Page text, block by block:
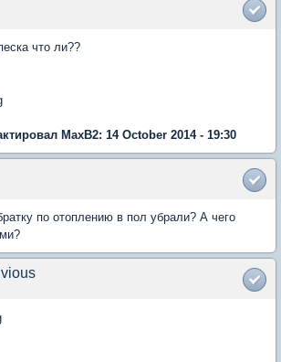
что ли??
MaxB2: 14 October 2014 - 19:30
по отоплению в пол убрали? А чего